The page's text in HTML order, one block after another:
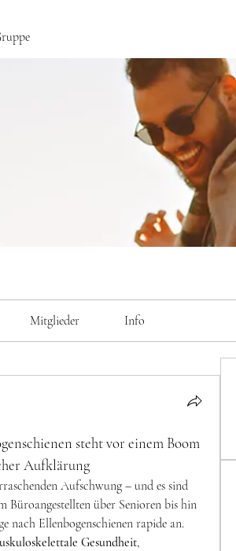
Mitglieder Info
steht vor einem Boom
Aufklärung
Aufschwung – und es sind
Büroangestellten über Senioren bis hin
nach Ellenbogenschienen rapide an.
Gesundheit,